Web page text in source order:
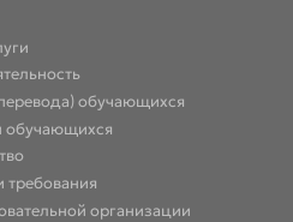
обучающихся
обучающихся
требования
организации